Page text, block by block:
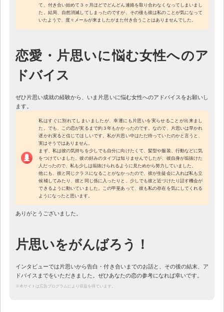
て、付き合い始めて３ヶ月ほどでどんどん連絡を取り合わなくなってしまいまし
た。結局、自然消滅してしまったのですが、その後も彼は私のことが気になって
いたようで、度々メールが来ましたがまた付き合うことはありませんでした。
恋愛・片思いに悩む女性へのア
ドバイス
ぜひ片思い成就の経験から、いま片思いに悩む女性へのアドバイスをお願いし
ます。
私はすぐに別れてしまいましたが、幸運にも片思いを実らせることが出来まし
た。でも、この恋が実るまで約３年もかかったのです。なので、片思いは早かれ
遅かれ実ると信じてほしいです。私が片思い中はただ待っていたのかと言うと、
実はそうではありません。
まず、私は彼の気持ちを少しでも自分に向けたくて、髪型や服装、行動などに気
をつけていました。彼の好みのタイプは知りませんでしたが、彼自身が垢抜けた
人だったので、私も少しは垢抜けられるように見ためから努力していました。
他にも、彼と同じクラスになることがなかったので、彼が生徒会に入れば私も立
候補してみたり、彼と同じ係に入ったりと、少しでも彼と近づけたり話す機会が
できるように動いていました。この甲斐あって、彼も私の存在を気にしてくれる
ようになったと思います。
ありがとうございました。
片思いをがんばろう！
インタビューでは片思いから告白・付き合いまでのお話と、その後の結末、ア
ドバイスまでをいただきました。ぜひあなたの恋の参考になれば幸いです。
※本サイトは広告プログラムにより収益を得ています。